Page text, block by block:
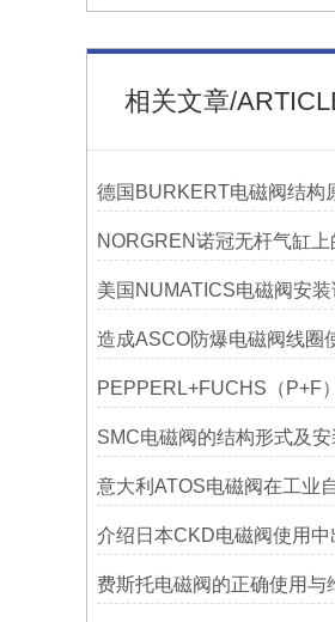
相关文章/
美国NUMATICS电磁阀安装
SMC电磁阀的结构形式及安